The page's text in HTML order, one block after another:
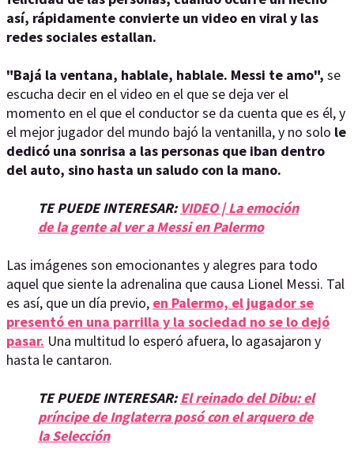
así, rápidamente convierte un video en viral y las
redes sociales estallan.
"Bajá la ventana, hablale, hablale. Messi te amo", se
escucha decir en el video en el que se deja ver el
momento en el que el conductor se da cuenta que es él, y
el mejor jugador del mundo bajó la ventanilla, y no solo le
dedicó una sonrisa a las personas que iban dentro
del auto, sino hasta un saludo con la mano.
TE PUEDE INTERESAR:VIDEO | La emoción
de la gente al ver a Messi en Palermo
Las imágenes son emocionantes y alegres para todo
aquel que siente la adrenalina que causa Lionel Messi. Tal
es así, que un día previo, en Palermo, el jugador se
presentó en una parrilla y la sociedad no se lo dejó
pasar. Una multitud lo esperó afuera, lo agasajaron y
hasta le cantaron.
TE PUEDE INTERESAR:El reinado del Dibu: el
príncipe de Inglaterra posó con el arquero de
la Selección